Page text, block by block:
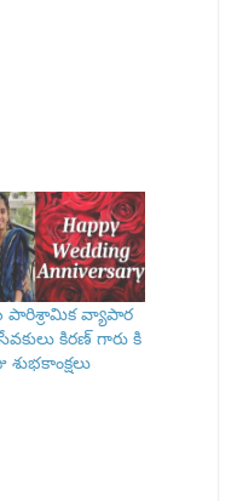
పారిశ్రామిక వ్యాపార
కిరణ్ గారు కి
శుభకాంక్షలు